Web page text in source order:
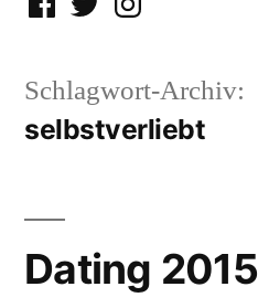
Facebook
TwitterInstagram
Schlagwort-Archiv:
selbstverliebt
Dating 2015